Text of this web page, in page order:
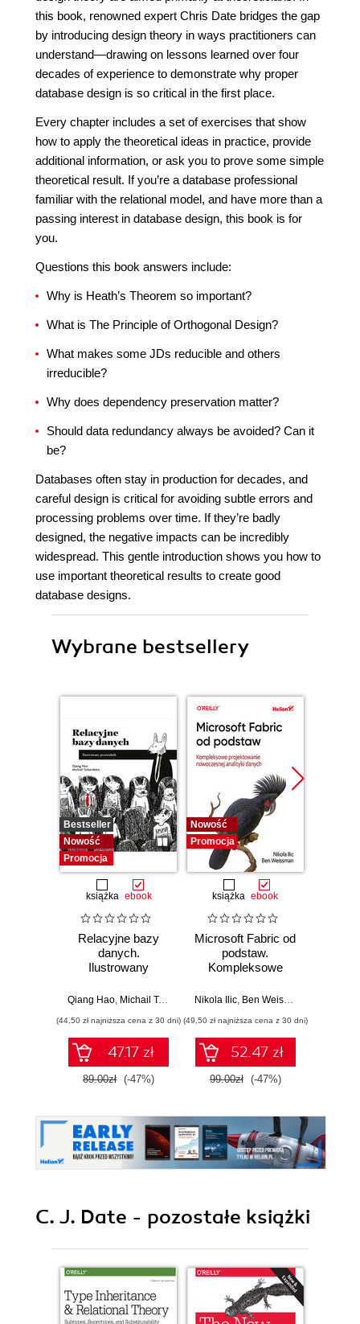
this book, renowned expert Chris Date bridges the gap
by introducing design theory in ways practitioners can
understand—drawing on lessons learned over four
decades of experience to demonstrate why proper
database design is so critical in the first place.
Every chapter includes a set of exercises that show
how to apply the theoretical ideas in practice, provide
additional information, or ask you to prove some simple
theoretical result. If you’re a database professional
familiar with the relational model, and have more than a
passing interest in database design, this book is for
you.
Questions this book answers include:
Why is Heath’s Theorem so important?
What is The Principle of Orthogonal Design?
What makes some JDs reducible and others
irreducible?
Why does dependency preservation matter?
Should data redundancy always be avoided? Can it
be?
Databases often stay in production for decades, and
careful design is critical for avoiding subtle errors and
processing problems over time. If they’re badly
designed, the negative impacts can be incredibly
widespread. This gentle introduction shows you how to
use important theoretical results to create good
database designs.
Wybrane bestsellery
Bestseller
Nowość
Promocja
książka ebook
Relacyjne bazy
danych.
Ilustrowany
Qiang Hao, Michail Tsikerdekis
(44,50 zł najniższa cena z 30 dni)
47.17 zł
89.00zł (-47%)
Nowość
Promocja
książka ebook
Microsoft Fabric od
podstaw.
Kompleksowe
nowoczesnej
Nikola Ilic, Ben Weissman
(49,50 zł najniższa cena z 30 dni)
52.47 zł
99.00zł (-47%)
C. J. Date - pozostałe książki